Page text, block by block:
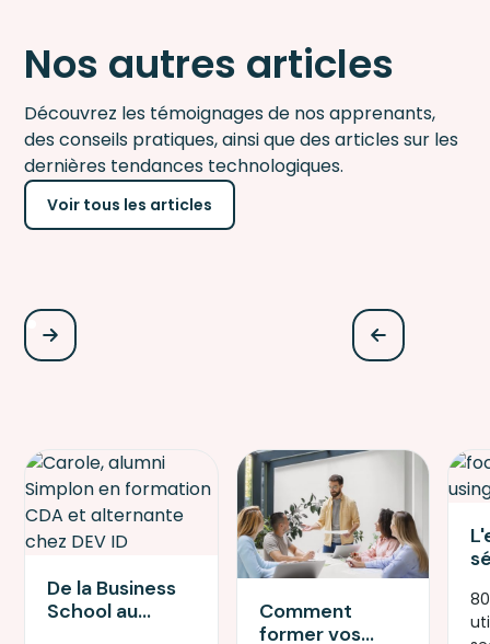
Nos autres articles
Découvrez les témoignages de nos apprenants,
des conseils pratiques, ainsi que des articles sur les
dernières tendances technologiques.
Voir tous les articles
De la Business
School au
Comment
former vos